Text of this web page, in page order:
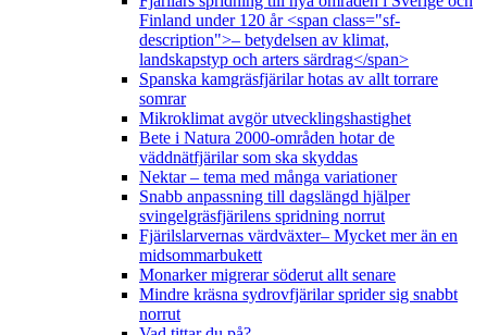
Finland under 120 år <span class="sf-
description">– betydelsen av klimat,
landskapstyp och arters särdrag</span>
Spanska kamgräsfjärilar hotas av allt torrare
somrar
Mikroklimat avgör utvecklingshastighet
Bete i Natura 2000-områden hotar de
väddnätfjärilar som ska skyddas
Nektar – tema med många variationer
Snabb anpassning till dagslängd hjälper
svingelgräsfjärilens spridning norrut
Fjärilslarvernas värdväxter– Mycket mer än en
midsommarbukett
Monarker migrerar söderut allt senare
Mindre kräsna sydrovfjärilar sprider sig snabbt
norrut